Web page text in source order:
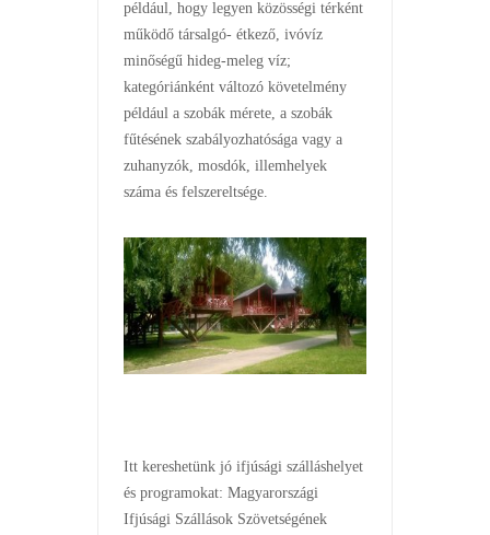
például, hogy legyen közösségi térként
működő társalgó- étkező, ivóvíz
minőségű hideg-meleg víz;
kategóriánként változó követelmény
például a szobák mérete, a szobák
fűtésének szabályozhatósága vagy a
zuhanyzók, mosdók, illemhelyek
száma és felszereltsége.
Itt kereshetünk jó ifjúsági szálláshelyet
és programokat: Magyarországi
Ifjúsági Szállások Szövetségének